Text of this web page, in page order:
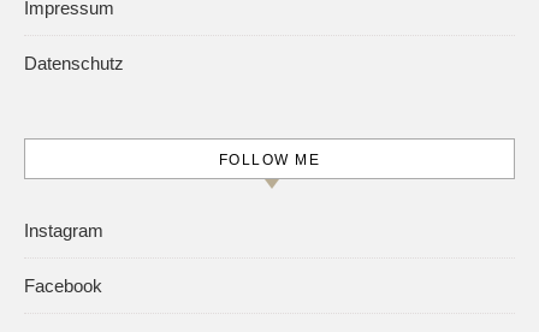
Impressum
Datenschutz
FOLLOW ME
Instagram
Facebook